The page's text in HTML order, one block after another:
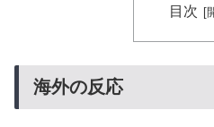
韓国人「日本の村上宗隆 vs
→「」【MLB】
▶ 韓国、サッカーW杯予選で
たことが判明！ 何と日本も
目次
海外の反応